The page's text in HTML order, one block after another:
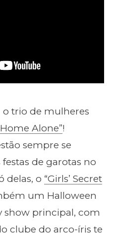
o trio de mulheres
Alone”!
sempre se
de garotas no
delas, o “Girls’ Secret
um Halloween
show principal, com
clube do arco-íris te